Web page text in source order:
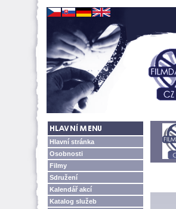
Hlavní stránka
Osobnosti
Filmy
Sdružení
Kalendář akcí
Katalog služeb